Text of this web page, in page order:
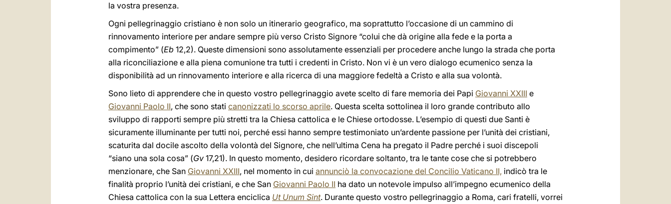
la vostra presenza.
Ogni pellegrinaggio cristiano è non solo un itinerario geografico, ma soprattutto l’occasione di un cammino di
rinnovamento interiore per andare sempre più verso Cristo Signore “colui che dà origine alla fede e la porta a
compimento” (Eb 12,2). Queste dimensioni sono assolutamente essenziali per procedere anche lungo la strada che porta
alla riconciliazione e alla piena comunione tra tutti i credenti in Cristo. Non vi è un vero dialogo ecumenico senza la
disponibilità ad un rinnovamento interiore e alla ricerca di una maggiore fedeltà a Cristo e alla sua volontà.
Sono lieto di apprendere che in questo vostro pellegrinaggio avete scelto di fare memoria dei Papi Giovanni XXIII e
Giovanni Paolo II, che sono stati canonizzati lo scorso aprile. Questa scelta sottolinea il loro grande contributo allo
sviluppo di rapporti sempre più stretti tra la Chiesa cattolica e le Chiese ortodosse. L’esempio di questi due Santi è
sicuramente illuminante per tutti noi, perché essi hanno sempre testimoniato un’ardente passione per l’unità dei cristiani,
scaturita dal docile ascolto della volontà del Signore, che nell’ultima Cena ha pregato il Padre perché i suoi discepoli
“siano una sola cosa” (Gv 17,21). In questo momento, desidero ricordare soltanto, tra le tante cose che si potrebbero
menzionare, che San Giovanni XXIII, nel momento in cui annunciò la convocazione del Concilio Vaticano II, indicò tra le
finalità proprio l’unità dei cristiani, e che San Giovanni Paolo II ha dato un notevole impulso all’impegno ecumenico della
Chiesa cattolica con la sua Lettera enciclica Ut Unum Sint. Durante questo vostro pellegrinaggio a Roma, cari fratelli, vorrei